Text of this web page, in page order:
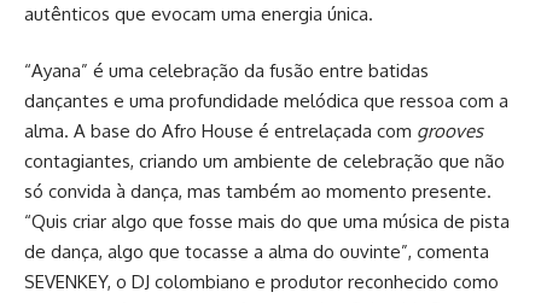
autênticos que evocam uma energia única.
“Ayana” é uma celebração da fusão entre batidas
dançantes e uma profundidade melódica que ressoa com a
alma. A base do Afro House é entrelaçada com grooves
contagiantes, criando um ambiente de celebração que não
só convida à dança, mas também ao momento presente.
“Quis criar algo que fosse mais do que uma música de pista
de dança, algo que tocasse a alma do ouvinte”, comenta
SEVENKEY, o DJ colombiano e produtor reconhecido como